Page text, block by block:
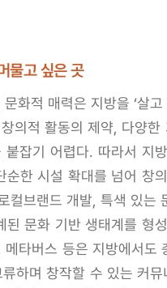
물고 싶은 곳
화적 매력은 지방을 ‘살
의적 활동의 제약, 다양
잡기 어렵다. 따라서
한 시설 확대를 넘어
브랜드 개발, 특색 있는
문화 기반 생태계를
타버스 등은 지방에서도
하며 창작할 수 있는 커